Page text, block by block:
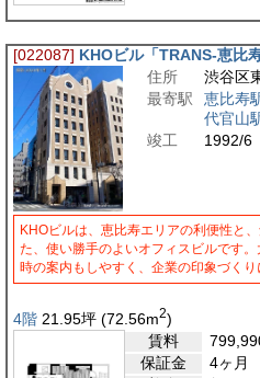
[022087] KHOビル「TRANS-恵比寿
住所
渋谷区
最寄駅
恵比寿
代官山
竣工
1992/6
KHOビルは、恵比寿エリアの利便性と
た、使い勝手のよいオフィスビルです
時の案内もしやすく、企業の印象づく
4階 21.95坪 (72.56m2)
賃料
保証金
4ヶ月